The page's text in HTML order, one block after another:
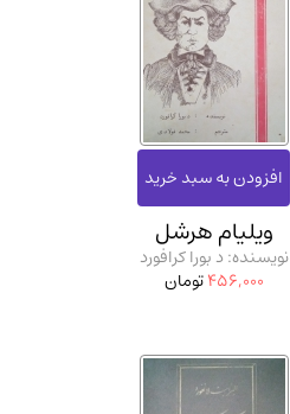
ویلیام هرشل
نویسنده: د بورا کرافورد
456,000تومان